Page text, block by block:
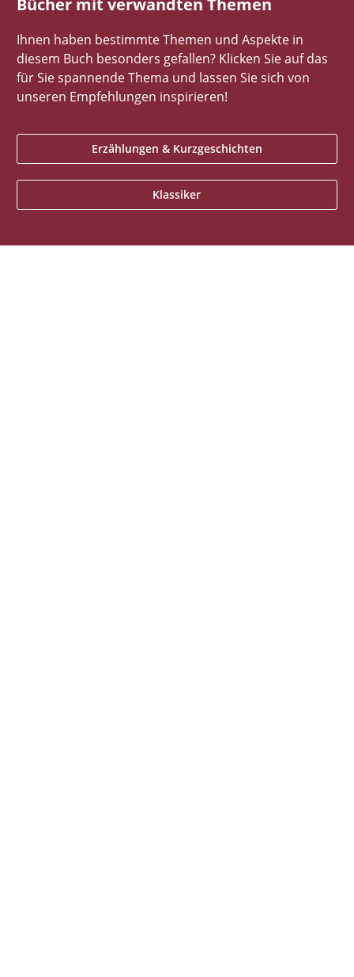
Bücher mit verwandten Themen
Ihnen haben bestimmte Themen und Aspekte in
diesem Buch besonders gefallen? Klicken Sie auf das
für Sie spannende Thema und lassen Sie sich von
unseren Empfehlungen inspirieren!
Erzählungen & Kurzgeschichten
Klassiker